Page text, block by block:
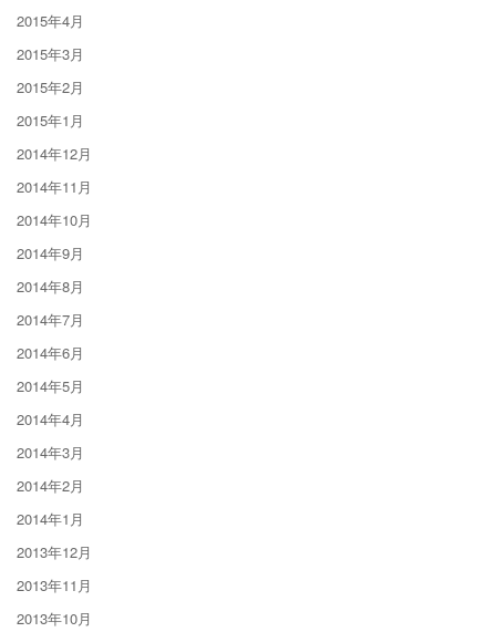
2015年4月
2015年3月
2015年2月
2015年1月
2014年12月
2014年11月
2014年10月
2014年9月
2014年8月
2014年7月
2014年6月
2014年5月
2014年4月
2014年3月
2014年2月
2014年1月
2013年12月
2013年11月
2013年10月